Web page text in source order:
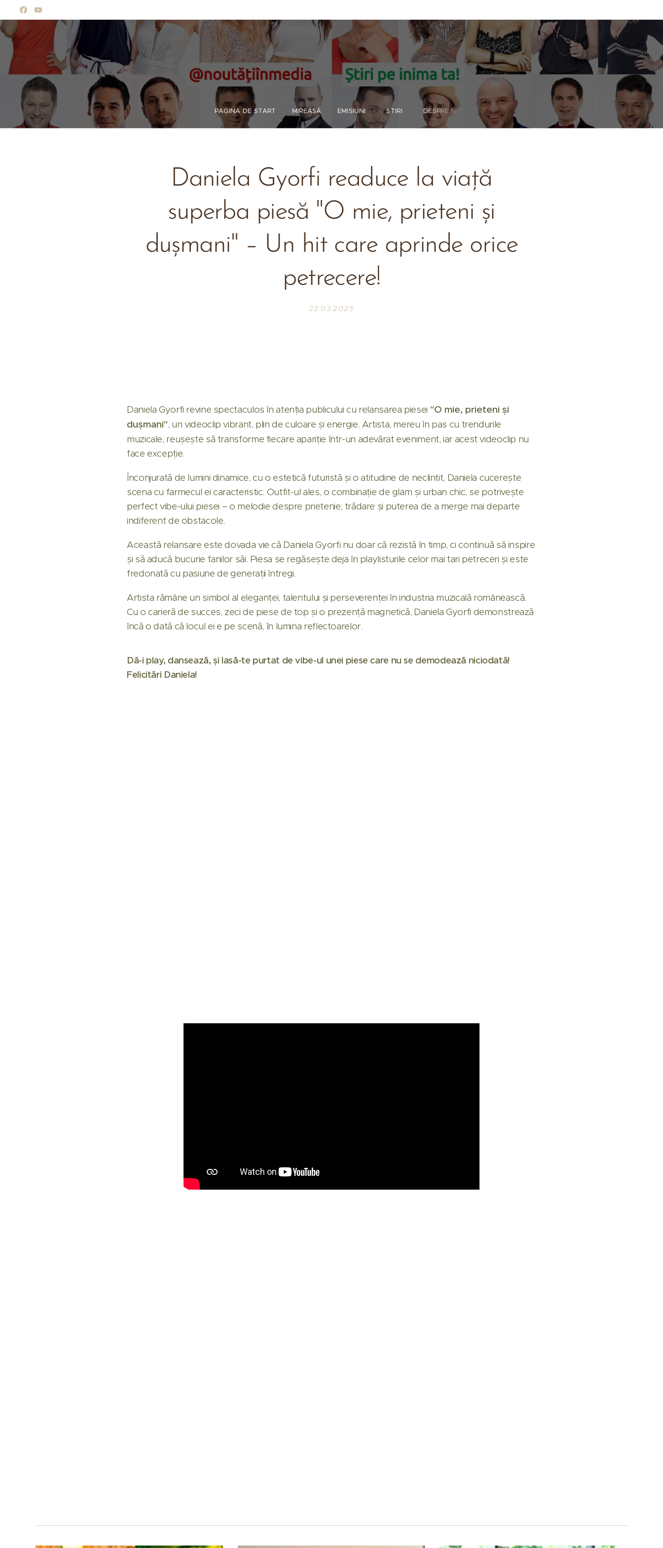
PAGINA DE START MIREASĂ EMISIUNI ȘTIRI DESPRE NOI
Daniela Gyorfi readuce la viață
superba piesă "O mie, prieteni și
dușmani" – Un hit care aprinde orice
petrecere!
23.03.2025
Daniela Gyorfi revine spectaculos în atenția publicului cu relansarea piesei "O mie, prieteni și
dușmani", un videoclip vibrant, plin de culoare și energie. Artista, mereu în pas cu trendurile
muzicale, reușește să transforme fiecare apariție într-un adevărat eveniment, iar acest videoclip nu
face excepție.
Înconjurată de lumini dinamice, cu o estetică futuristă și o atitudine de neclintit, Daniela cucerește
scena cu farmecul ei caracteristic. Outfit-ul ales, o combinație de glam și urban chic, se potrivește
perfect vibe-ului piesei – o melodie despre prietenie, trădare și puterea de a merge mai departe
indiferent de obstacole.
Această relansare este dovada vie că Daniela Gyorfi nu doar că rezistă în timp, ci continuă să inspire
și să aducă bucurie fanilor săi. Piesa se regăsește deja în playlisturile celor mai tari petreceri și este
fredonată cu pasiune de generații întregi.
Artista rămâne un simbol al eleganței, talentului și perseverenței în industria muzicală românească.
Cu o carieră de succes, zeci de piese de top și o prezență magnetică, Daniela Gyorfi demonstrează
încă o dată că locul ei e pe scenă, în lumina reflectoarelor.
Dă-i play, dansează, și lasă-te purtat de vibe-ul unei piese care nu se demodează niciodată!
Felicitări Daniela!